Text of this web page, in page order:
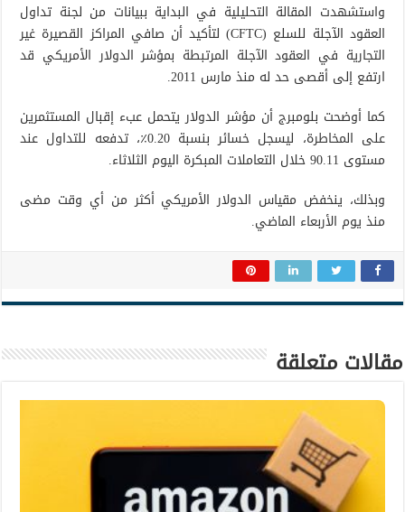
واستشهدت المقالة التحليلية في البداية ببيانات من لجنة تداول
العقود الآجلة للسلع (CFTC) لتأكيد أن صافي المراكز القصيرة غير
التجارية في العقود الآجلة المرتبطة بمؤشر الدولار الأمريكي قد
ارتفع إلى أقصى حد له منذ مارس 2011.
كما أوضحت بلومبرج أن مؤشر الدولار يتحمل عبء إقبال المستثمرين
على المخاطرة، ليسجل خسائر بنسبة 0.20٪، تدفعه للتداول عند
مستوى 90.11 خلال التعاملات المبكرة اليوم الثلاثاء.
وبذلك، ينخفض مقياس الدولار الأمريكي أكثر من أي وقت مضى
منذ يوم الأربعاء الماضي.
مقالات متعلقة